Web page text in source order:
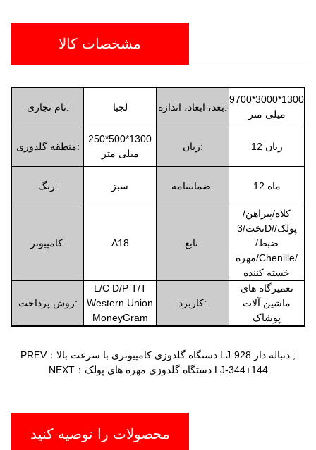
مشخصات کالا
نام تجاری: لجیا بعد، ابعاد، اندازه:
9700*3000*1300
میلی متر
منطقه گلدوزی:
250*500*1300
میلی متر
زبان: 12 زبان
رنگ: سبز ضمانتنامه: 12 ماه
کامپیوتر: A18 تابع:
کلاه/پیراهن/
تخت/3D/پولک/
ضبط/
مهره/Chenille/
خسته کننده
روش پرداخت:
L/C D/P T/T
Western Union
MoneyGram
کاربرد:
تعمیرگاه های
ماشین آلات
پوشاک
PREV：دستگاه گلدوزی کامپیوتری با سرعت بالا LJ-928 دنباله دار ;
NEXT：دستگاه گلدوزی مهره های پولک LJ-344+144
محصولات را توصیه کنید